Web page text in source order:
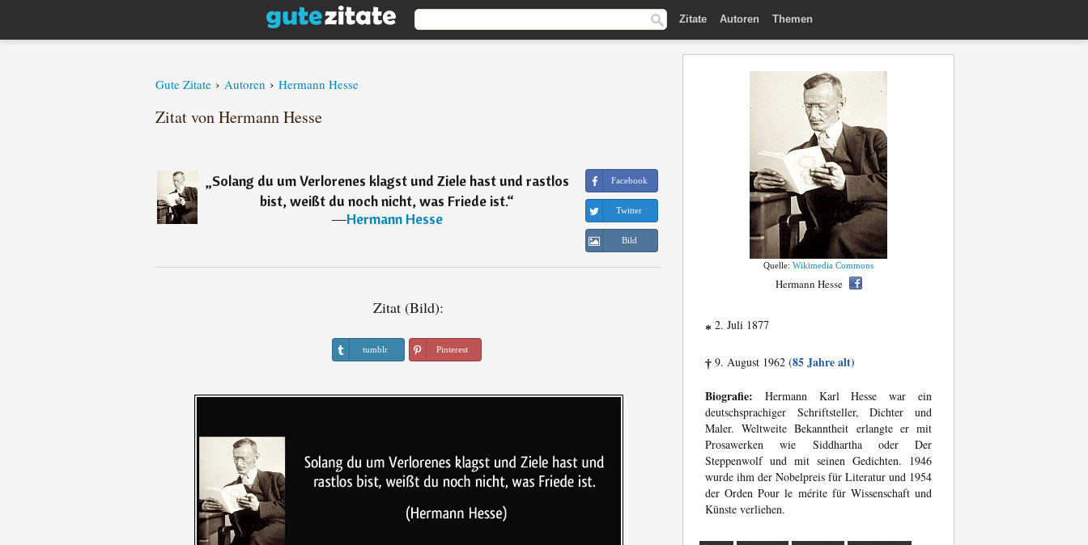
Zitate Autoren Themen
Gute Zitate › Autoren › Hermann Hesse
Zitat von Hermann Hesse
„Solang du um Verlorenes klagst und Ziele hast und rastlos
bist, weißt du noch nicht, was Friede ist.“
―Hermann Hesse
Facebook
Twitter
Bild
Zitat (Bild):
tumblr Pinterest
Quelle: Wikimedia Commons
Hermann Hesse
* 2. Juli 1877
† 9. August 1962 (85 Jahre alt)
Biografie: Hermann Karl Hesse war ein
deutschsprachiger Schriftsteller, Dichter und
Maler. Weltweite Bekanntheit erlangte er mit
Prosawerken wie Siddhartha oder Der
Steppenwolf und mit seinen Gedichten. 1946
wurde ihm der Nobelpreis für Literatur und 1954
der Orden Pour le mérite für Wissenschaft und
Künste verliehen.